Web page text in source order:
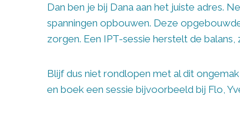
Dan ben je bij Dana aan het juiste adres.
spanningen opbouwen. Deze
zorgen. Een IPT-sessie herstelt de
Blijf dus niet rondlopen met al dit
en boek een sessie bijvoorbeeld bij Flo,